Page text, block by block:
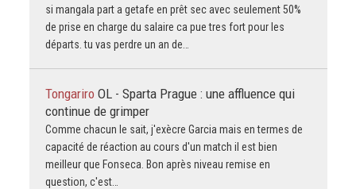
si mangala part a getafe en prêt sec avec seulement 50%
de prise en charge du salaire ca pue tres fort pour les
départs. tu vas perdre un an de…
Tongariro OL - Sparta Prague : une affluence qui
continue de grimper
Comme chacun le sait, j'exècre Garcia mais en termes de
capacité de réaction au cours d'un match il est bien
meilleur que Fonseca. Bon après niveau remise en
question, c'est…